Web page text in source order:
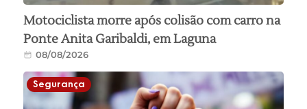
Motociclista morre após colisão com carro na
Ponte Anita Garibaldi, em Laguna
08/08/2026
Segurança